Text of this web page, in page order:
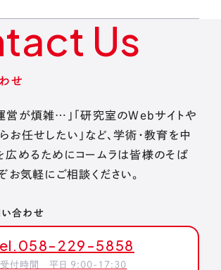
Us
せ
営が煩雑…」「研究室のWebサイトや
お任せしたい」など、学術・教育を中
広めるためにコームラは皆様のそば
お気軽にご相談ください。
合わせ
058-229-5858
受付時間 平日 9:00-17:30